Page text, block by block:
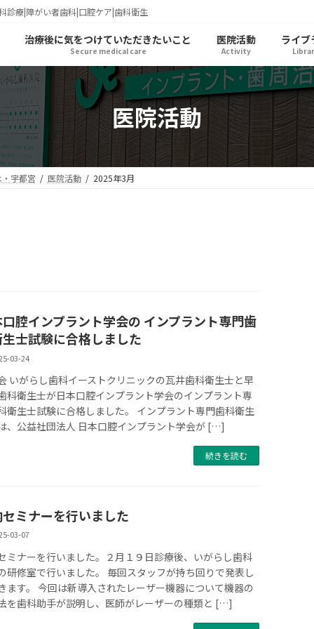
診療|障がい者歯科|口腔ケア|歯科衛生
治療後に気をつけていただきたいこと
Secure medical care
医院活動
Activity
ライブ
医院活動
宇都宮 医院活動 2025年3月
腔インプラント学会の インプラント専門歯
士試験に合格しました
03-24
いがらし歯科イーストクリニックの瓦井歯科衛生士と早
科衛生士が日本口腔インプラント学会のインプラント専
衛生士試験に合格しました。 インプラント専門歯科衛生
、公益社団法人 日本口腔インプラント学会が […]
続きを読む
ミナーを行いました
03-07
ミナーを行いました。２月１９日診療後、いがらし歯科
研修室で行いました。 毎回スタッフが持ち回りで発表し
ます。 今回は新導入されたレーザー機器について機器の
を歯科助手が説明し、医師がレーザーの種類と […]